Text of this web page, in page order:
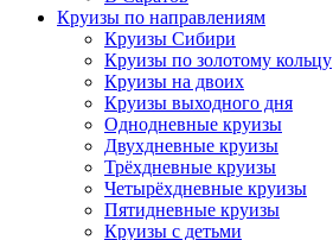
Круизы по направлениям
Круизы Сибири
Круизы по золотому кольцу
Круизы на двоих
Круизы выходного дня
Однодневные круизы
Двухдневные круизы
Трёхдневные круизы
Четырёхдневные круизы
Пятидневные круизы
Круизы с детьми